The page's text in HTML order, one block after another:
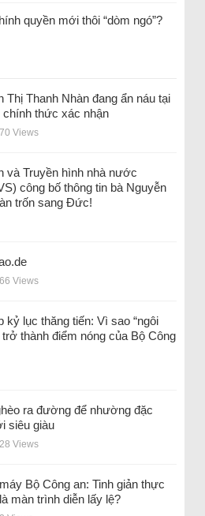
quyền mới thôi “dòm ngó”?
Thị Thanh Nhàn đang ẩn náu tại
thức xác nhận
Views
và Truyền hình nhà nước
công bố thông tin bà Nguyễn
trốn sang Đức!
Views
kỷ lục thăng tiến: Vì sao “ngôi
thành điểm nóng của Bộ Công
ra đường để nhường đặc
siêu giàu
Views
Bộ Công an: Tinh giản thực
màn trình diễn lấy lệ?